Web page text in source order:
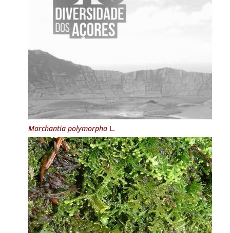
Marchantia polymorphaL.